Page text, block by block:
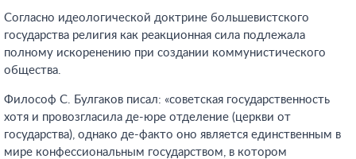
Согласно идеологической доктрине большевистского
государства религия как реакционная сила подлежала
полному искоренению при создании коммунистического
общества.
Философ С. Булгаков писал: «советская государственность
хотя и провозгласила де-юре отделение (церкви от
государства), однако де-факто оно является единственным в
мире конфессиональным государством, в котором